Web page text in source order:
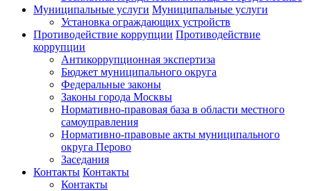
Муниципальные услуги Муниципальные услуги
Установка ограждающих устройств
Противодействие коррупции Противодействие
коррупции
Антикоррупционная экспертиза
Бюджет муниципального округа
Федеральные законы
Законы города Москвы
Нормативно-правовая база в области местного
самоуправления
Нормативно-правовые акты муниципального
округа Перово
Заседания
Контакты Контакты
Контакты